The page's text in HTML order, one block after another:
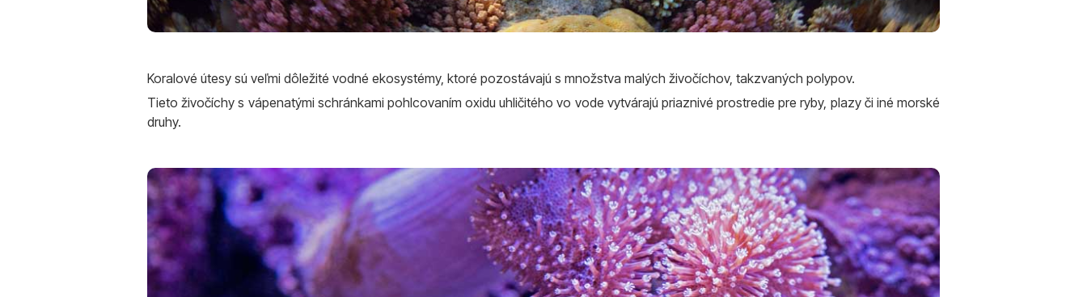
Koralové útesy sú veľmi dôležité vodné ekosystémy, ktoré pozostávajú s množstva malých živočíchov, takzvaných polypov.
Tieto živočíchy s vápenatými schránkami pohlcovaním oxidu uhličitého vo vode vytvárajú priaznivé prostredie pre ryby, plazy či iné morské
druhy.